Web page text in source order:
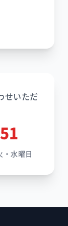
せいただ
水曜日